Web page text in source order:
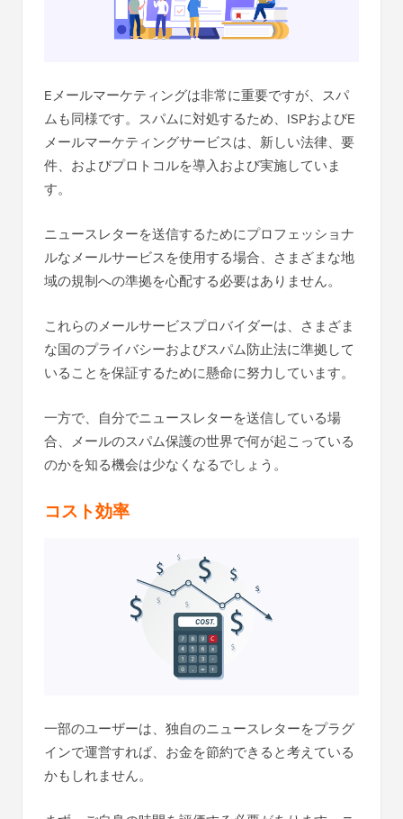
Eメールマーケティングは非常に重要ですが、スパ
ムも同様です。スパムに対処するため、ISPおよびE
メールマーケティングサービスは、新しい法律、要
件、およびプロトコルを導入および実施していま
す。
ニュースレターを送信するためにプロフェッショナ
ルなメールサービスを使用する場合、さまざまな地
域の規制への準拠を心配する必要はありません。
これらのメールサービスプロバイダーは、さまざま
な国のプライバシーおよびスパム防止法に準拠して
いることを保証するために懸命に努力しています。
一方で、自分でニュースレターを送信している場
合、メールのスパム保護の世界で何が起こっている
のかを知る機会は少なくなるでしょう。
コスト効率
一部のユーザーは、独自のニュースレターをプラグ
インで運営すれば、お金を節約できると考えている
かもしれません。